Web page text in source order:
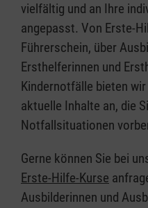
vielfältig und an Ihre
angepasst. Von Erste-
Führerschein, über
Ersthelferinnen und
Kindernotfälle bieten
aktuelle Inhalte an, die
Notfallsituationen
Gerne können Sie bei
Erste-Hilfe-Kurse
Ausbilderinnen und